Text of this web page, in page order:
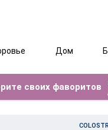
Дом
своих фаворитов